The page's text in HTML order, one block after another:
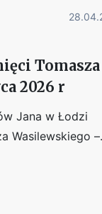
Tomasza
2026 r
Jana w Łodzi
Wasilewskiego